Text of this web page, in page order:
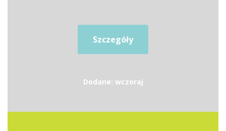
Szczegóły
Dodane: wczoraj